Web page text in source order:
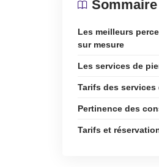
Sommaire
Les meilleurs
sur mesure
Les services de
Tarifs des
Pertinence des
Tarifs et